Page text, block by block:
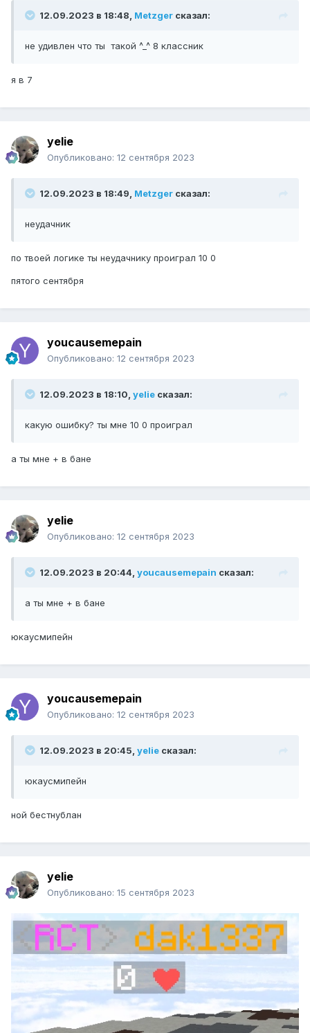
12.09.2023 в 18:48, Metzger сказал:
не удивлен что ты такой ^_^ 8 классник
я в 7
yelie
Опубликовано: 12 сентября 2023
12.09.2023 в 18:49, Metzger сказал:
неудачник
по твоей логике ты неудачнику проиграл 10 0
пятого сентября
youcausemepain
Опубликовано: 12 сентября 2023
12.09.2023 в 18:10, yelie сказал:
какую ошибку? ты мне 10 0 проиграл
а ты мне + в бане
yelie
Опубликовано: 12 сентября 2023
12.09.2023 в 20:44, youcausemepain сказал:
а ты мне + в бане
юкаусмипейн
youcausemepain
Опубликовано: 12 сентября 2023
12.09.2023 в 20:45, yelie сказал:
юкаусмипейн
ной бестнублан
yelie
Опубликовано: 15 сентября 2023